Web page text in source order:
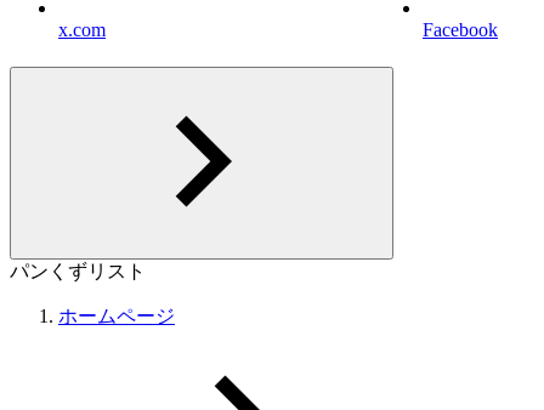
x.com Facebook
パンくずリスト
ホームページ